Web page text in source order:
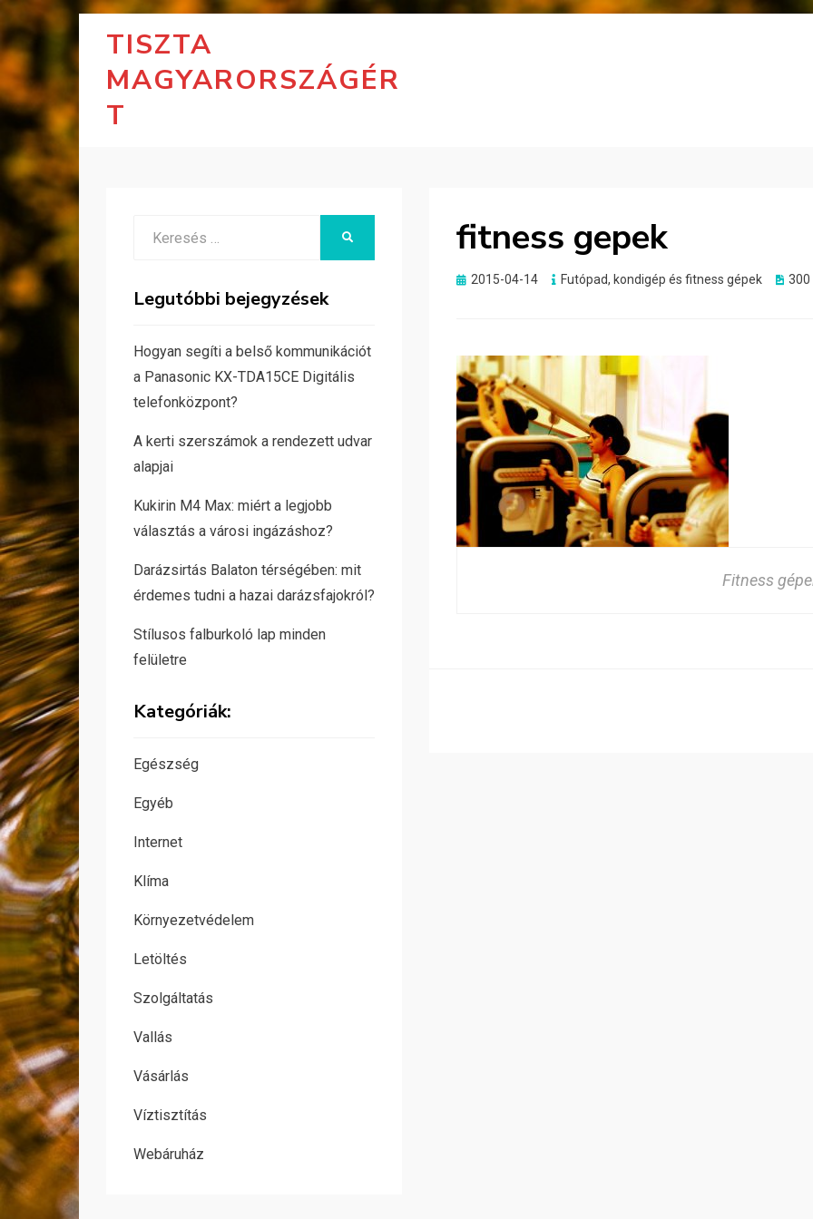
TISZTA
MAGYARORSZÁGÉR
T
fitness gepek
Posted
2015-04-14 Futópad, kondigép és fitness gépek 300
Fitness
Legutóbbi bejegyzések
Hogyan segíti a belső kommunikációt
a Panasonic KX-TDA15CE Digitális
telefonközpont?
A kerti szerszámok a rendezett udvar
alapjai
Kukirin M4 Max: miért a legjobb
választás a városi ingázáshoz?
Darázsirtás Balaton térségében: mit
érdemes tudni a hazai darázsfajokról?
Stílusos falburkoló lap minden
felületre
Kategóriák:
Egészség
Egyéb
Internet
Klíma
Környezetvédelem
Letöltés
Szolgáltatás
Vallás
Vásárlás
Víztisztítás
Webáruház